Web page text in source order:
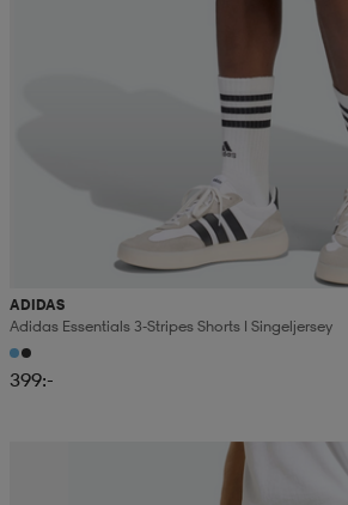
ADIDAS
Adidas Essentials 3-Stripes Shorts I Singeljersey
399:-